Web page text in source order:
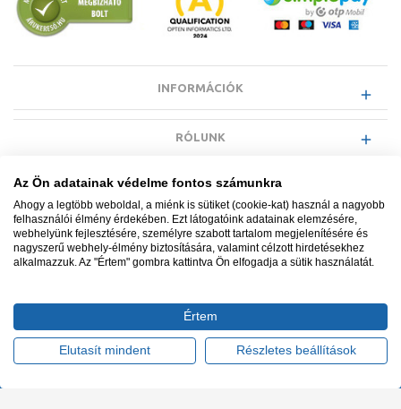
INFORMÁCIÓK
RÓLUNK
EGYÉB INFORMÁCIÓK
VÁSÁRLÓI INFORMÁCIÓK
Minden jog fenntartva. © Adatkezelés nyilvántartási száma NAIH-
Ügyfélszolgálat: +36 1 700 3500
Az Ön adatainak védelme fontos számunkra
Ahogy a legtöbb weboldal, a miénk is sütiket (cookie-kat) használ a nagyobb
felhasználói élmény érdekében. Ezt látogatóink adatainak elemzésére,
webhelyünk fejlesztésére, személyre szabott tartalom megjelenítésére és
nagyszerű webhely-élmény biztosítására, valamint célzott hirdetésekhez
alkalmazzuk. Az "Értem" gombra kattintva Ön elfogadja a sütik használatát.
Értem
Elutasít mindent Részletes beállítások